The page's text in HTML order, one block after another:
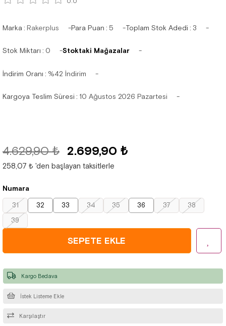
Marka : Rakerplus Para Puan : 5 Toplam Stok Adedi : 3
Stok Miktarı : 0 Stoktaki Mağazalar
İndirim Oranı : %42 İndirim
Kargoya Teslim Süresi : 10 Ağustos 2026 Pazartesi
4.629,90 ₺ 2.699,90 ₺
258,07 ₺ 'den başlayan taksitlerle
Numara
31 32 33 34 35 36 37
38
39
İstek Listeme Ekle
Karşılaştır
Kargo Bedava